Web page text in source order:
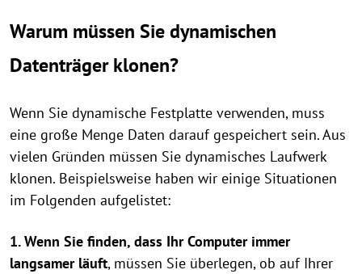
Warum müssen Sie dynamischen
Datenträger klonen?
Wenn Sie dynamische Festplatte verwenden, muss
eine große Menge Daten darauf gespeichert sein. Aus
vielen Gründen müssen Sie dynamisches Laufwerk
klonen. Beispielsweise haben wir einige Situationen
im Folgenden aufgelistet:
1. Wenn Sie finden, dass Ihr Computer immer
langsamer läuft, müssen Sie überlegen, ob auf Ihrer